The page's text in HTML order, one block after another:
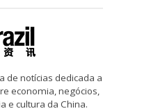
de notícias dedicada a
economia, negócios,
e cultura da China.